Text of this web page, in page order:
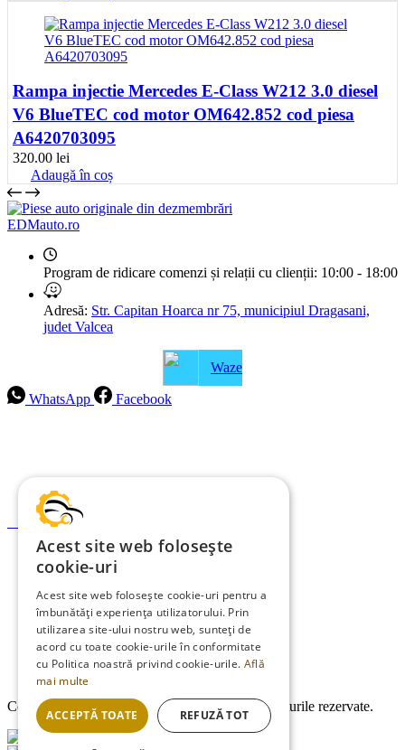
Rampa injectie Mercedes E-Class W212 3.0 diesel
V6 BlueTEC cod motor OM642.852 cod piesa
A6420703095
320.00 lei
Adaugă în coș
EDMauto.ro
Program de ridicare comenzi și relații cu clienții: 10:00 - 18:00
Adresă: Str. Capitan Hoarca nr 75, municipiul Dragasani,
judet Valcea
Waze
WhatsApp
Facebook
Politica de ramburs și retur
Formular de retur
Garanții
Termeni și condiții
Politica de Cookies
Politica de confidențialitate
Copyright © 2013-2026
EDMauto.roToate drepturile rezervate.
Acest site web folosește
cookie-uri
Acest site web folosește cookie-uri pentru a
îmbunătăți experiența utilizatorului. Prin
utilizarea site-ului nostru web, sunteți de
acord cu toate cookie-urile în conformitate
cu Politica noastră privind cookie-urile. Află
mai multe
ACCEPTĂ TOATE REFUZĂ TOT